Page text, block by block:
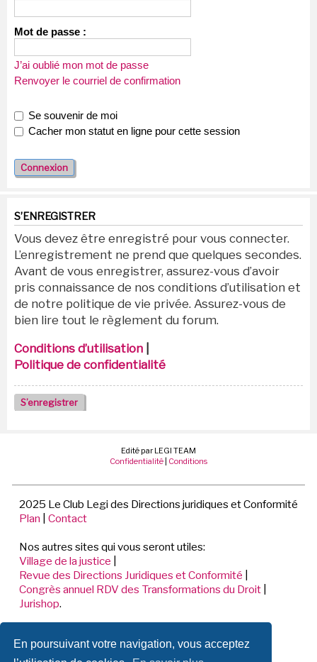
En poursuivant votre navigation, vous acceptez
Mot de passe :
J’ai oublié mon mot de passe
Renvoyer le courriel de confirmation
Se souvenir de moi
Cacher mon statut en ligne pour cette session
S’ENREGISTRER
Vous devez être enregistré pour vous connecter.
L’enregistrement ne prend que quelques secondes.
Avant de vous enregistrer, assurez-vous d’avoir
pris connaissance de nos conditions d’utilisation et
de notre politique de vie privée. Assurez-vous de
bien lire tout le règlement du forum.
Conditions d’utilisation
Politique de confidentialité
S’enregistrer
Edité par LEGI TEAM
Confidentialité Conditions
2025 Le Club Legi des Directions juridiques et Conformité
Plan
Contact
Nos autres sites qui vous seront utiles:
Village de la justice
Revue des Directions Juridiques et Conformité
Congrès annuel RDV des Transformations du Droit
Jurishop.
198 Avenue de Verdun